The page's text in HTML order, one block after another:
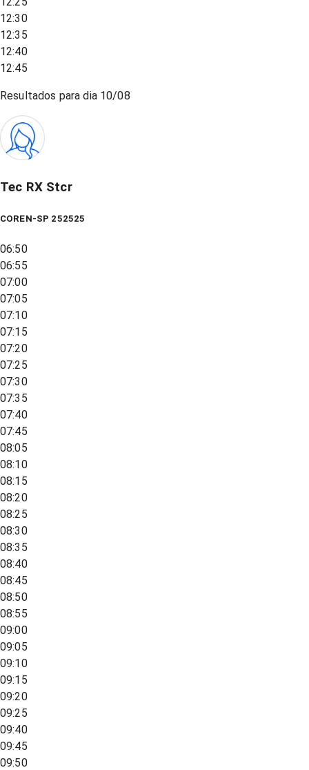
12:30
12:35
12:40
12:45
Resultados para dia 10/08
Tec RX Stcr
COREN-SP 252525
06:50
06:55
07:00
07:05
07:10
07:15
07:20
07:25
07:30
07:35
07:40
07:45
08:05
08:10
08:15
08:20
08:25
08:30
08:35
08:40
08:45
08:50
08:55
09:00
09:05
09:10
09:15
09:20
09:25
09:40
09:45
09:50